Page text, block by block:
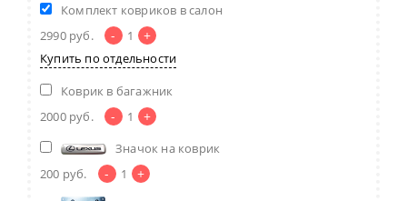
Комплект ковриков в салон
2990 руб. - 1 +
Купить по отдельности
Коврик в багажник
2000 руб. - 1 +
Значок на коврик
200 руб. - 1 +